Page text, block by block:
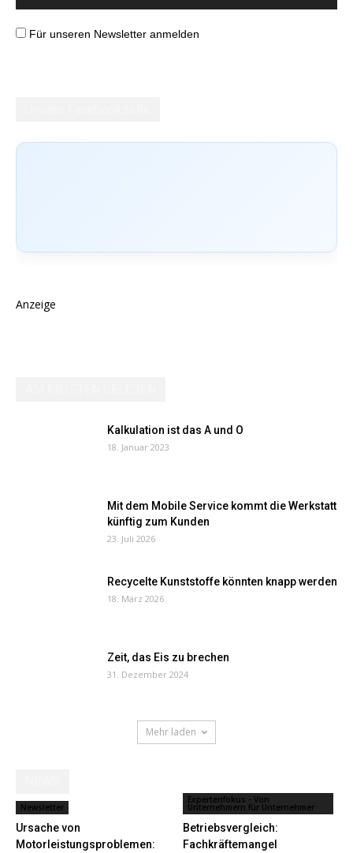
Für unseren Newsletter anmelden
Anzeige
Kalkulation ist das A und O
18. Januar 2023
Mit dem Mobile Service kommt die Werkstatt
künftig zum Kunden
23. Juli 2026
Recycelte Kunststoffe könnten knapp werden
18. März 2026
Zeit, das Eis zu brechen
31. Dezember 2024
Mehr laden
Newsletter
Ursache von
Motorleistungsproblemen:
Expertenfokus - Von
Unternehmern für Unternehmer
Betriebsvergleich:
Fachkräftemangel